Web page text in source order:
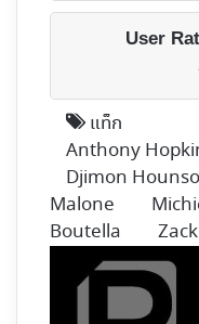
User
แท็ก
Anthony
Djimon
Malone
Boutella